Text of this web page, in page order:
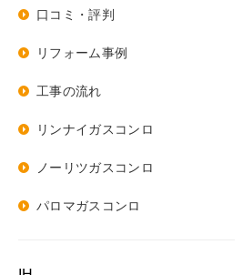
口コミ・評判
リフォーム事例
工事の流れ
リンナイガスコンロ
ノーリツガスコンロ
パロマガスコンロ